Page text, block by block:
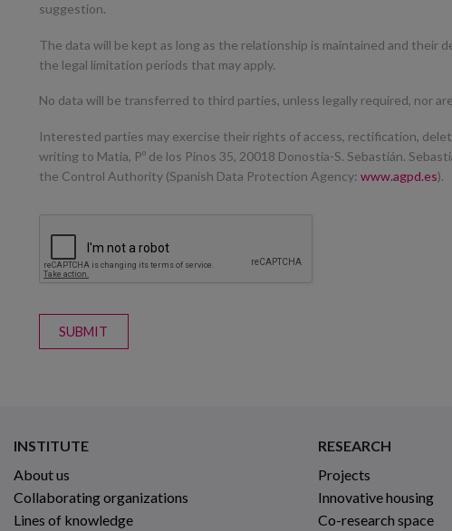
suggestion.
The data will be kept as long as the relationship is maintained and their
the legal limitation periods that may apply.
No data will be transferred to third parties, unless legally required, nor
Interested parties may exercise their rights of access, rectification,
writing to Matia, Pº de los Pinos 35, 20018 Donostia-S. Sebastián.
the Control Authority (Spanish Data Protection Agency: www.agpd.es).
SUBMIT
INSTITUTE
About us
Collaborating organizations
Lines of knowledge
RESEARCH
Projects
Innovative housing
Co-research space